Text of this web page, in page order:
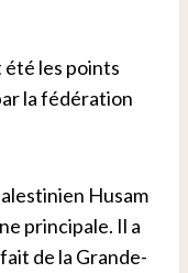
été les points
la fédération
Husam
principale. Il a
de la Grande-